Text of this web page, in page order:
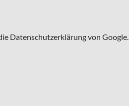
Datenschutzerklärung von Google.